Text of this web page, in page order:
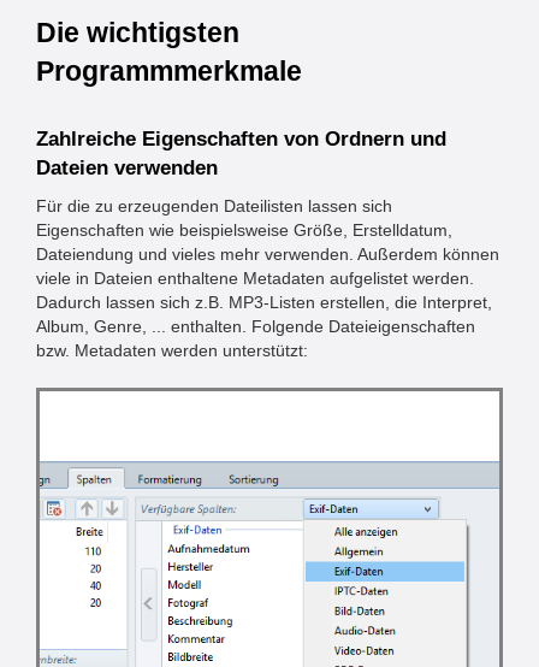
Die wichtigsten
Programmmerkmale
Zahlreiche Eigenschaften von Ordnern und
Dateien verwenden
Für die zu erzeugenden Dateilisten lassen sich
Eigenschaften wie beispielsweise Größe, Erstelldatum,
Dateiendung und vieles mehr verwenden. Außerdem können
viele in Dateien enthaltene Metadaten aufgelistet werden.
Dadurch lassen sich z.B. MP3-Listen erstellen, die Interpret,
Album, Genre, ... enthalten. Folgende Dateieigenschaften
bzw. Metadaten werden unterstützt: